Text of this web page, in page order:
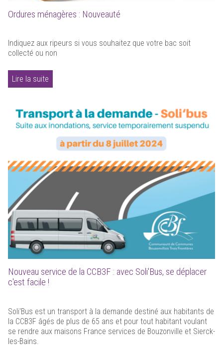
Ordures ménagères : Nouveauté
Indiquez aux ripeurs si vous souhaitez que votre bac soit
collecté ou non
Lire la suite
Nouveau service de la CCB3F : avec Soli'Bus, se déplacer
c'est facile !
Soli'Bus est un transport à la demande destiné aux habitants de
la CCB3F âgés de plus de 65 ans et pour tout habitant voulant
se rendre aux maisons France services de Bouzonville et Sierck-
les-Bains.